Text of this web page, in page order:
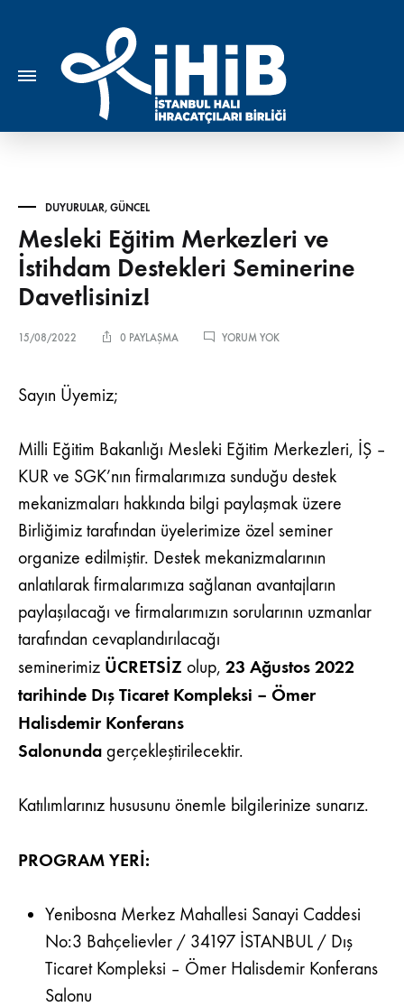
DUYURULAR, GÜNCEL
Mesleki Eğitim Merkezleri ve
İstihdam Destekleri Seminerine
Davetlisiniz!
15/08/2022 0 PAYLAŞMA YORUM YOKMESLEKI
DAVETLISINIZ!
Sayın Üyemiz;
Milli Eğitim Bakanlığı Mesleki Eğitim Merkezleri, İŞ –
KUR ve SGK’nın firmalarımıza sunduğu destek
mekanizmaları hakkında bilgi paylaşmak üzere
Birliğimiz tarafından üyelerimize özel seminer
organize edilmiştir. Destek mekanizmalarının
anlatılarak firmalarımıza sağlanan avantajların
paylaşılacağı ve firmalarımızın sorularının uzmanlar
tarafından cevaplandırılacağı
seminerimiz ÜCRETSİZ olup, 23 Ağustos 2022
tarihinde Dış Ticaret Kompleksi – Ömer
Halisdemir Konferans
Salonunda gerçekleştirilecektir.
Katılımlarınız hususunu önemle bilgilerinize sunarız.
PROGRAM YERİ:
Yenibosna Merkez Mahallesi Sanayi Caddesi
No:3 Bahçelievler / 34197 İSTANBUL / Dış
Ticaret Kompleksi – Ömer Halisdemir Konferans
Salonu